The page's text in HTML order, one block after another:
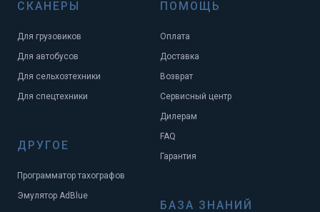
СКАНЕРЫ
Для грузовиков
Для автобусов
Для сельхозтехники
Для спецтехники
ДРУГОЕ
Программатор тахографов
Эмулятор AdBlue
ПОМОЩЬ
Оплата
Доставка
Возврат
Сервисный центр
Дилерам
FAQ
Гарантия
БАЗА ЗНАНИЙ